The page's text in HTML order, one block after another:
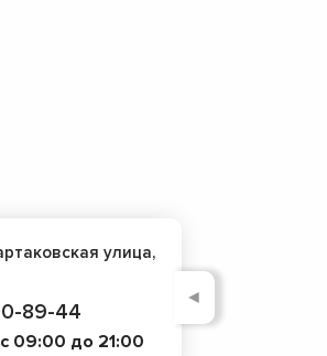
улица,
89-44
09:00 до 21:00
◄